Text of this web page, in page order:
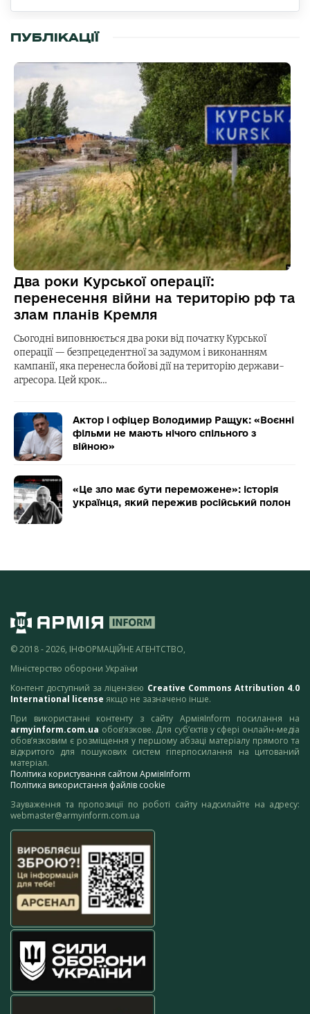
ПУБЛІКАЦІЇ
Два роки Курської операції:
перенесення війни на територію рф та
злам планів Кремля
Сьогодні виповнюється два роки від початку Курської
операції — безпрецедентної за задумом і виконанням
кампанії, яка перенесла бойові дії на територію держави-
агресора. Цей крок…
Актор і офіцер Володимир Ращук: «Воєнні
фільми не мають нічого спільного з
війною»
«Це зло має бути переможене»: історія
українця, який пережив російський полон
© 2018 - 2026, ІНФОРМАЦІЙНЕ АГЕНТСТВО,
Міністерство оборони України
Контент доступний за ліцензією Creative Commons Attribution 4.0
International license якщо не зазначено інше.
При використанні контенту з сайту АрміяInform посилання на
armyinform.com.ua обов’язкове. Для суб’єктів у сфері онлайн-медіа
обов’язковим є розміщення у першому абзаці матеріалу прямого та
відкритого для пошукових систем гіперпосилання на цитований
матеріал.
Політика користування сайтом АрміяInform
Політика використання файлів cookie
Зауваження та пропозиції по роботі сайту надсилайте на адресу:
webmaster@armyinform.com.ua